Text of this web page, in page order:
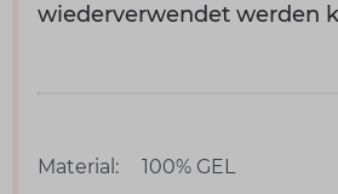
wiederverwendet werden
Material: 100% GEL